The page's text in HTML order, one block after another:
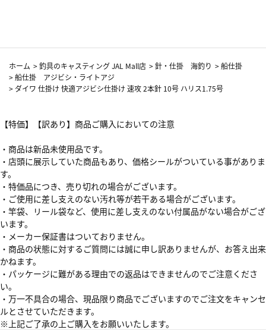
ホーム >釣具のキャスティング JAL Mall店 >針・仕掛 海釣り >船仕掛
>船仕掛 アジビシ・ライトアジ
> ダイワ 仕掛け 快適アジビシ仕掛け 速攻 2本針 10号 ハリス1.75号
【特価】【訳あり】商品ご購入においての注意
・商品は新品未使用品です。
・店頭に展示していた商品もあり、価格シールがついている事がありま
す。
・特価品につき、売り切れの場合がございます。
・ご使用に差し支えのない汚れ等が若干ある場合がございます。
・竿袋、リール袋など、使用に差し支えのない付属品がない場合がござ
います。
・メーカー保証書はついておりません。
・商品の状態に対するご質問には誠に申し訳ありませんが、お答え出来
かねます。
・パッケージに難がある理由での返品はできませんのでご注意くださ
い。
・万一不具合の場合、現品限り商品でございますのでご注文をキャンセ
ルとさせていただきます。
※上記ご了承の上ご購入をお願いいたします。